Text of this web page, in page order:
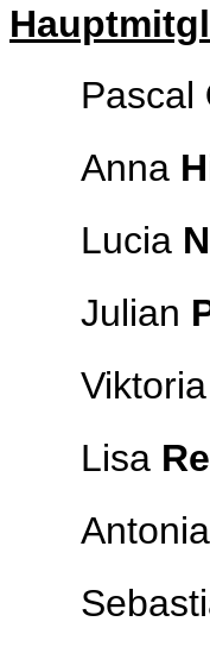
Pascal
Anna
Lucia
Julian
Viktoria
Lisa
Antonia